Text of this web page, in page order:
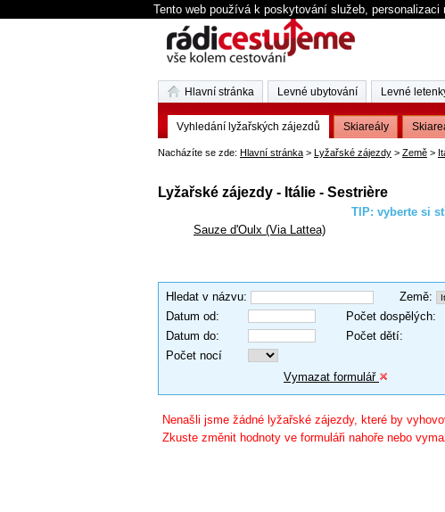
Tento web používá k poskytování služeb,
Nacházíte se zde: Hlavní stránka > Lyžařské zájezdy > Země >
Lyžařské zájezdy - Itálie - Sestrière
TIP: vyberte si
Sauze d'Oulx (Via Lattea)
Hledat v názvu: Země:
Datum od: Počet dospělých:
Datum do: Počet dětí:
Počet nocí
Vymazat formulář
Nenašli jsme žádné lyžařské zájezdy, které by
Zkuste změnit hodnoty ve formuláři nahoře nebo
Hlavní stránka Levné ubytování Levné
Vyhledání lyžařských zájezdů Skiareály